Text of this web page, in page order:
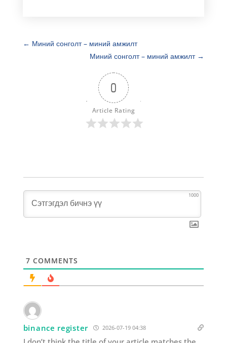
← Миний сонголт – миний амжилт
Миний сонголт – миний амжилт →
0
Article Rating
1000
7 COMMENTS
binance register 2026-07-19 04:38